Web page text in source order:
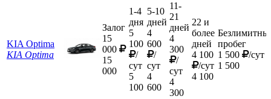
KIA Optima
KIA Optima
Залог
15
000
15
000
1-4
дня
5
100
/
сут
5
100
5-10
дней
4
600
/
сут
4
600
11-
21
дней
4
300
/
сут
4
300
22 и
более
дней
4 100
/сут
4 100
пробег
1 500
/сут
1 500